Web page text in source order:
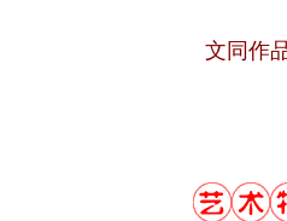
文同作